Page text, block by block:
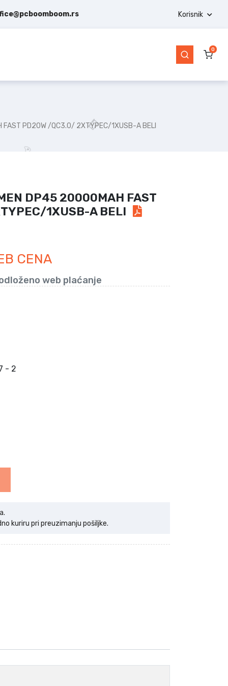
Korisnik
0
FAST PD20W /QC3.0/ 2XTYPEC/1XUSB-A BELI
DP45 20000MAH FAST
1XUSB-A BELI
CENA
web plaćanje
- 2
kuriru pri preuzimanju pošiljke.